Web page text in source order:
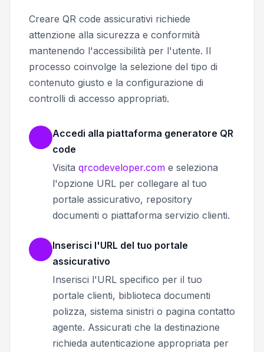
Creare QR code assicurativi richiede
attenzione alla sicurezza e conformità
mantenendo l'accessibilità per l'utente. Il
processo coinvolge la selezione del tipo di
contenuto giusto e la configurazione di
controlli di accesso appropriati.
Accedi alla piattaforma generatore QR
code
Visita qrcodeveloper.com e seleziona
l'opzione URL per collegare al tuo
portale assicurativo, repository
documenti o piattaforma servizio clienti.
Inserisci l'URL del tuo portale
assicurativo
Inserisci l'URL specifico per il tuo
portale clienti, biblioteca documenti
polizza, sistema sinistri o pagina contatto
agente. Assicurati che la destinazione
richieda autenticazione appropriata per